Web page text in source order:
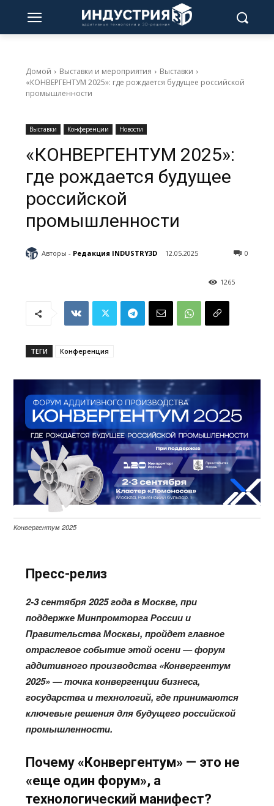
Домой Выставки и мероприятия
Выставки
«КОНВЕРГЕНТУМ 2025»: где рождается будущее российской
промышленности
Выставки Конференции Новости
«КОНВЕРГЕНТУМ 2025»:
где рождается будущее
российской
промышленности
Авторы - Редакция INDUSTRY3D 12.05.2025 0
1265
ТЕГИ Конференция
Конвергентум 2025
Пресс-релиз
2-3 сентября 2025 года в Москве, при
поддержке Минпромторга России и
Правительства Москвы, пройдет главное
отраслевое событие этой осени — форум
аддитивного производства «Конвергентум
2025» — точка конвергенции бизнеса,
государства и технологий, где принимаются
ключевые решения для будущего российской
промышленности.
Почему «Конвергентум» — это не
«еще один форум», а
технологический манифест?